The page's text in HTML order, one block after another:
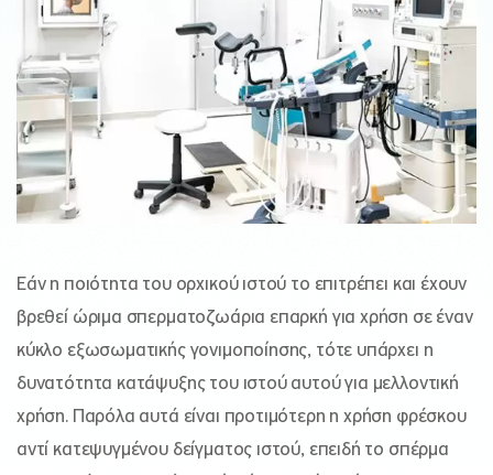
Εάν η ποιότητα του ορχικού ιστού το επιτρέπει και έχουν
βρεθεί ώριμα σπερματοζωάρια επαρκή για χρήση σε έναν
κύκλο εξωσωματικής γονιμοποίησης, τότε υπάρχει η
δυνατότητα κατάψυξης του ιστού αυτού για μελλοντική
χρήση. Παρόλα αυτά είναι προτιμότερη η χρήση φρέσκου
αντί κατεψυγμένου δείγματος ιστού, επειδή το σπέρμα